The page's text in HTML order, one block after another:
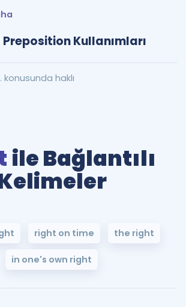
Kullanımları
konusunda haklı
ile Bağlantılı
right on time the right
in one's own right